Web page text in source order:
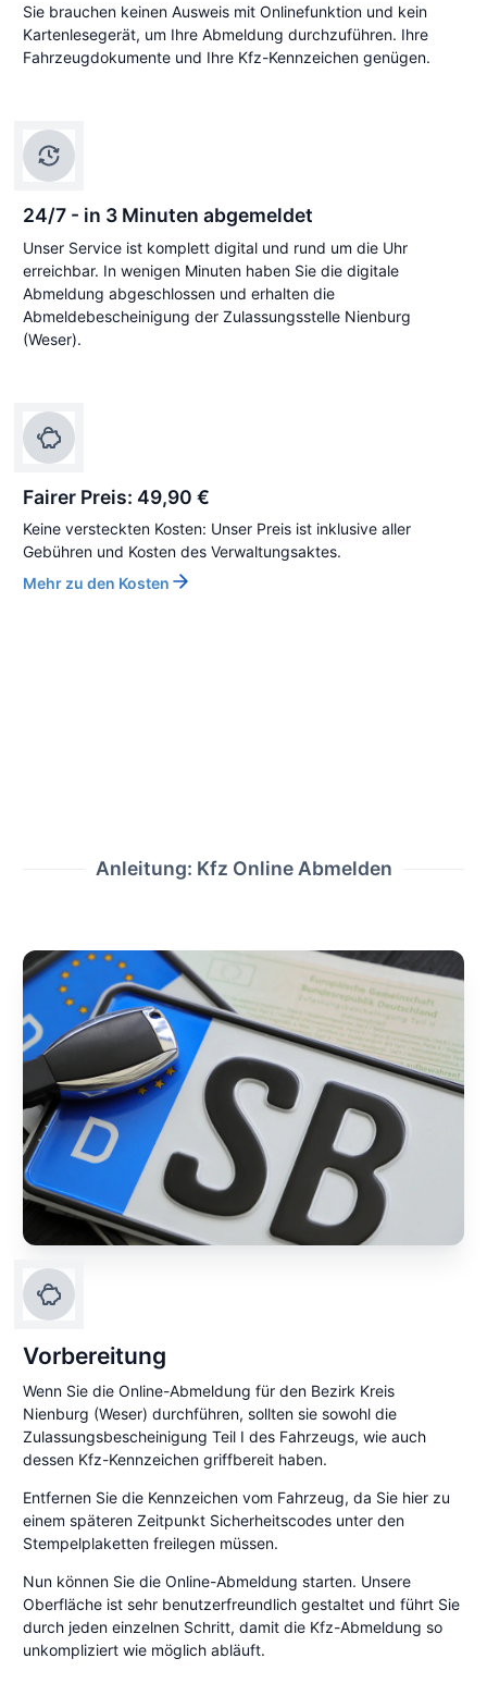
Sie brauchen keinen Ausweis mit Onlinefunktion und kein
Kartenlesegerät, um Ihre Abmeldung durchzuführen. Ihre
Fahrzeugdokumente und Ihre Kfz-Kennzeichen genügen.
24/7 - in 3 Minuten abgemeldet
Unser Service ist komplett digital und rund um die Uhr
erreichbar. In wenigen Minuten haben Sie die digitale
Abmeldung abgeschlossen und erhalten die
Abmeldebescheinigung der Zulassungsstelle Nienburg
(Weser).
Fairer Preis: 49,90 €
Keine versteckten Kosten: Unser Preis ist inklusive aller
Gebühren und Kosten des Verwaltungsaktes.
Mehr zu den Kosten
Anleitung: Kfz Online Abmelden
Vorbereitung
Wenn Sie die Online-Abmeldung für den Bezirk Kreis
Nienburg (Weser) durchführen, sollten sie sowohl die
Zulassungsbescheinigung Teil I des Fahrzeugs, wie auch
dessen Kfz-Kennzeichen griffbereit haben.
Entfernen Sie die Kennzeichen vom Fahrzeug, da Sie hier zu
einem späteren Zeitpunkt Sicherheitscodes unter den
Stempelplaketten freilegen müssen.
Nun können Sie die Online-Abmeldung starten. Unsere
Oberfläche ist sehr benutzerfreundlich gestaltet und führt Sie
durch jeden einzelnen Schritt, damit die Kfz-Abmeldung so
unkompliziert wie möglich abläuft.